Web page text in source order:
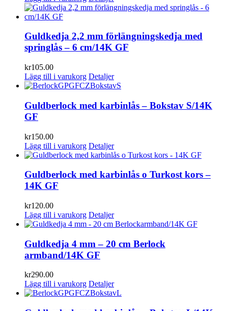
Guldkedja 2,2 mm förlängningskedja med
springlås – 6 cm/14K GF
kr105.00
Lägg till i varukorg Detaljer
Guldberlock med karbinlås – Bokstav S/14K
GF
kr150.00
Lägg till i varukorg Detaljer
Guldberlock med karbinlås o Turkost kors –
14K GF
kr120.00
Lägg till i varukorg Detaljer
Guldkedja 4 mm – 20 cm Berlock
armband/14K GF
kr290.00
Lägg till i varukorg Detaljer